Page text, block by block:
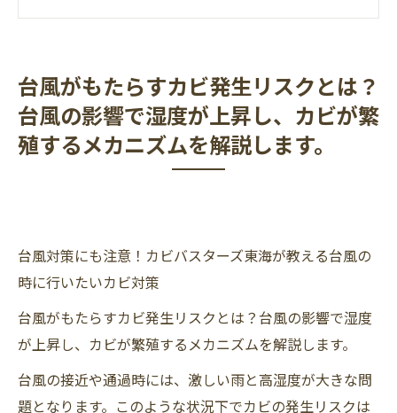
台風がもたらすカビ発生リスクとは？
台風の影響で湿度が上昇し、カビが繁
殖するメカニズムを解説します。
台風対策にも注意！カビバスターズ東海が教える台風の
時に行いたいカビ対策
台風がもたらすカビ発生リスクとは？台風の影響で湿度
が上昇し、カビが繁殖するメカニズムを解説します。
台風の接近や通過時には、激しい雨と高湿度が大きな問
題となります。このような状況下でカビの発生リスクは